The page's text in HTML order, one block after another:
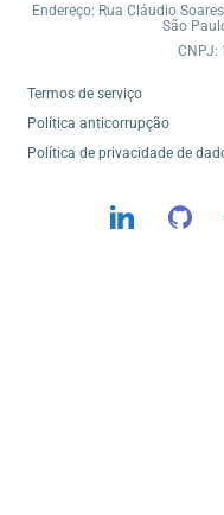
Endereço: Rua Cláudio
São
CNPJ:
Termos de serviço
Política anticorrupção
Política de privacidade de